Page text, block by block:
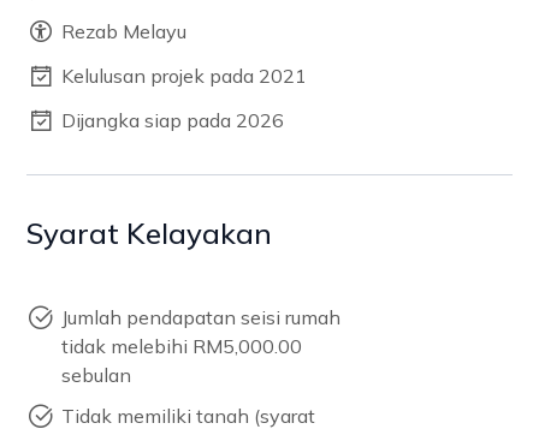
Rezab Melayu
Kelulusan projek pada 2021
Dijangka siap pada 2026
Syarat Kelayakan
Jumlah pendapatan seisi rumah
tidak melebihi RM5,000.00
sebulan
Tidak memiliki tanah (syarat